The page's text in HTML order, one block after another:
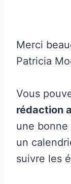
Merci
Patricia
Vous
rédaction
une
un
suivre les